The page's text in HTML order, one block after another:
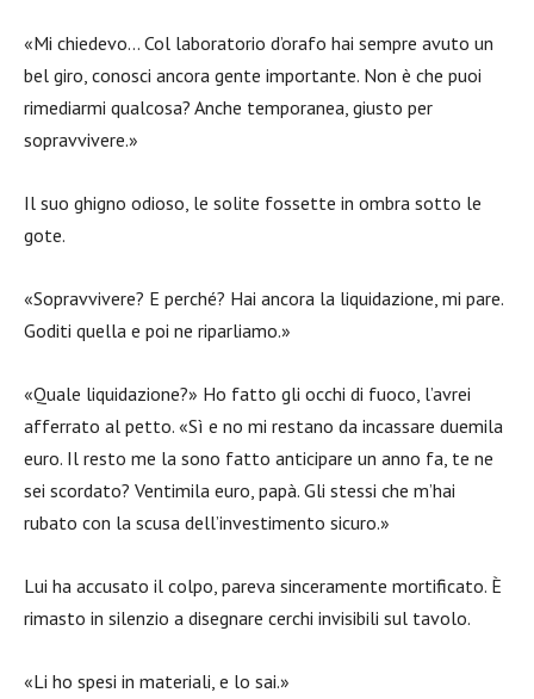
«Mi chiedevo… Col laboratorio d’orafo hai sempre avuto un
bel giro, conosci ancora gente importante. Non è che puoi
rimediarmi qualcosa? Anche temporanea, giusto per
sopravvivere.»
Il suo ghigno odioso, le solite fossette in ombra sotto le
gote.
«Sopravvivere? E perché? Hai ancora la liquidazione, mi pare.
Goditi quella e poi ne riparliamo.»
«Quale liquidazione?» Ho fatto gli occhi di fuoco, l’avrei
afferrato al petto. «Sì e no mi restano da incassare duemila
euro. Il resto me la sono fatto anticipare un anno fa, te ne
sei scordato? Ventimila euro, papà. Gli stessi che m’hai
rubato con la scusa dell’investimento sicuro.»
Lui ha accusato il colpo, pareva sinceramente mortificato. È
rimasto in silenzio a disegnare cerchi invisibili sul tavolo.
«Li ho spesi in materiali, e lo sai.»